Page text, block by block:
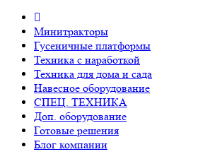
Минитракторы
Гусеничные платформы
Техника с наработкой
Техника для дома и сада
Навесное оборудование
СПЕЦ. ТЕХНИКА
Доп. оборудование
Готовые решения
Блог компании